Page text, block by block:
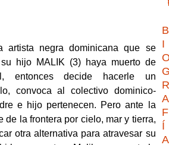
artista negra dominicana que se
hijo MALIK (3) haya muerto de
entonces decide hacerle un
convoca al colectivo dominico-
e hijo pertenecen. Pero ante la
de la frontera por cielo, mar y tierra,
otra alternativa para atravesar su
B
I
R
A
F
Í
A